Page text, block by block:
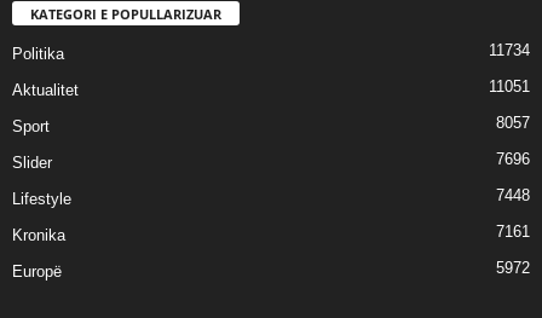
KATEGORI E POPULLARIZUAR
Politika 11734
Aktualitet 11051
Sport 8057
Slider 7696
Lifestyle 7448
Kronika 7161
Europë 5972